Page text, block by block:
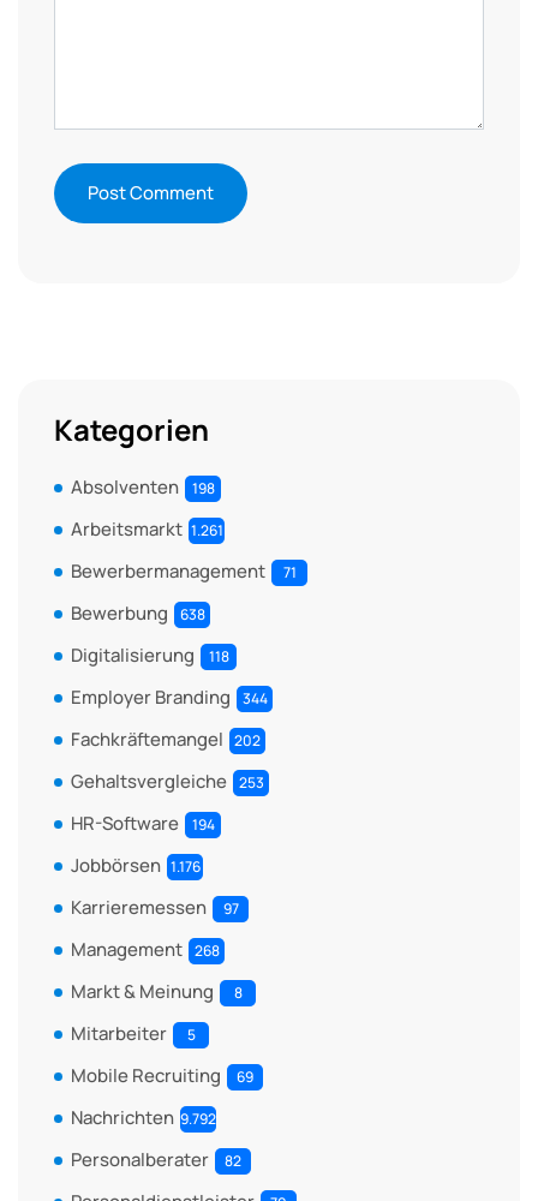
Kategorien
Absolventen 198
Arbeitsmarkt 1.261
Bewerbermanagement 71
Bewerbung 638
Digitalisierung 118
Employer Branding 344
Fachkräftemangel 202
Gehaltsvergleiche 253
HR-Software 194
Jobbörsen 1.176
Karrieremessen 97
Management 268
Markt & Meinung 8
Mitarbeiter 5
Mobile Recruiting 69
Nachrichten 9.792
Personalberater 82